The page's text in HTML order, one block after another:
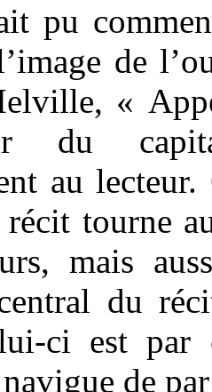
pu
de
«
du
au lecteur.
tourne
mais
du
ci est par
de